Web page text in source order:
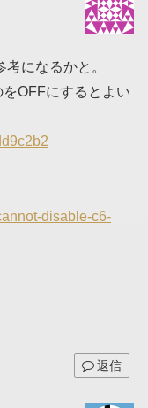
になるかと。
OFFにするとよい
disable-c6-
返信